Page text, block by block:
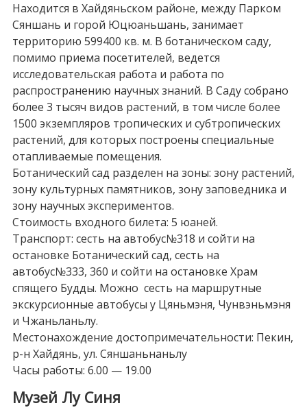
Находится в Хайдяньском районе, между Парком
Сяншань и горой Юцюаньшань, занимает
территорию 599400 кв. м. В ботаническом саду,
помимо приема посетителей, ведется
исследовательская работа и работа по
распространению научных знаний. В Саду собрано
более 3 тысяч видов растений, в том числе более
1500 экземпляров тропических и субтропических
растений, для которых построены специальные
отапливаемые помещения.
Ботанический сад разделен на зоны: зону растений,
зону культурных памятников, зону заповедника и
зону научных экспериментов.
Стоимость входного билета: 5 юаней.
Транспорт: сесть на автобус№318 и сойти на
остановке Ботанический сад, сесть на
автобус№333, 360 и сойти на остановке Храм
спящего Будды. Можно сесть на маршрутные
экскурсионные автобусы у Цяньмэня, Чунвэньмэня
и Чжаньланьлу.
Местонахождение достопримечательности: Пекин,
р-н Хайдянь, ул. Сяншаньнаньлу
Часы работы: 6.00 — 19.00
Музей Лу Синя